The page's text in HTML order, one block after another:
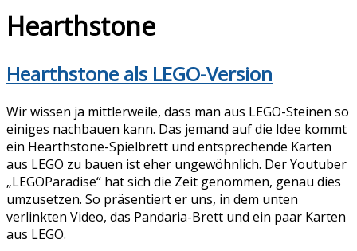
Hearthstone
Hearthstone als LEGO-Version
Wir wissen ja mittlerweile, dass man aus LEGO-Steinen so
einiges nachbauen kann. Das jemand auf die Idee kommt
ein Hearthstone-Spielbrett und entsprechende Karten
aus LEGO zu bauen ist eher ungewöhnlich. Der Youtuber
„LEGOParadise“ hat sich die Zeit genommen, genau dies
umzusetzen. So präsentiert er uns, in dem unten
verlinkten Video, das Pandaria-Brett und ein paar Karten
aus LEGO.